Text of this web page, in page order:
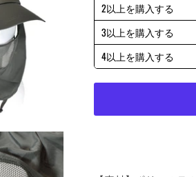
2以上を購入する
3以上を購入する
4以上を購入する